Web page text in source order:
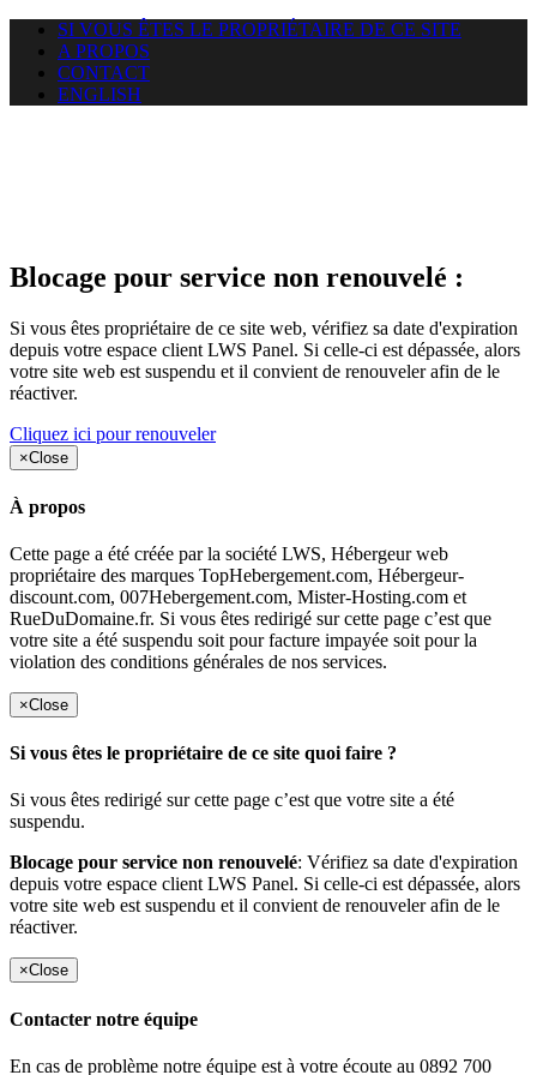
SI VOUS ÊTES LE PROPRIÉTAIRE DE CE SITE
A PROPOS
CONTACT
ENGLISH
Blocage pour service non renouvelé :
Si vous êtes propriétaire de ce site web, vérifiez sa date d'expiration
depuis votre espace client LWS Panel. Si celle-ci est dépassée, alors
votre site web est suspendu et il convient de renouveler afin de le
réactiver.
Cliquez ici pour renouveler
×Close
À propos
Cette page a été créée par la société LWS, Hébergeur web
propriétaire des marques TopHebergement.com, Hébergeur-
discount.com, 007Hebergement.com, Mister-Hosting.com et
RueDuDomaine.fr. Si vous êtes redirigé sur cette page c’est que
votre site a été suspendu soit pour facture impayée soit pour la
violation des conditions générales de nos services.
×Close
Si vous êtes le propriétaire de ce site quoi faire ?
Si vous êtes redirigé sur cette page c’est que votre site a été
suspendu.
Blocage pour service non renouvelé: Vérifiez sa date d'expiration
depuis votre espace client LWS Panel. Si celle-ci est dépassée, alors
votre site web est suspendu et il convient de renouveler afin de le
réactiver.
×Close
Contacter notre équipe
En cas de problème notre équipe est à votre écoute au 0892 700